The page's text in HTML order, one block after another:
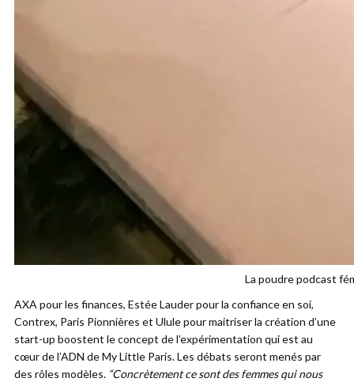
La poudre podcast
AXA pour les finances, Estée Lauder pour la confiance en soi,
Contrex, Paris Pionnières et Ulule pour maitriser la création d’une
start-up boostent le concept de l’expérimentation qui est au
cœur de l’ADN de My Little Paris. Les débats seront menés par
des rôles modèles. “Concrètement ce sont des femmes qui nous